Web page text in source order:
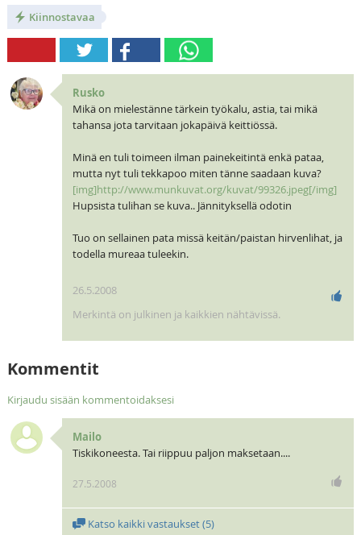
Kiinnostavaa
Rusko
Mikä on mielestänne tärkein työkalu, astia, tai mikä
tahansa jota tarvitaan jokapäivä keittiössä.
Minä en tuli toimeen ilman painekeitintä enkä pataa,
mutta nyt tuli tekkapoo miten tänne saadaan kuva?
[img]http://www.munkuvat.org/kuvat/99326.jpeg[/img]
Hupsista tulihan se kuva.. Jännityksellä odotin
Tuo on sellainen pata missä keitän/paistan hirvenlihat, ja
todella mureaa tuleekin.
26.5.2008
Merkintä on julkinen ja kaikkien nähtävissä.
Kommentit
Kirjaudu sisään kommentoidaksesi
Mailo
Tiskikoneesta. Tai riippuu paljon maksetaan....
27.5.2008
Katso kaikki vastaukset (5)